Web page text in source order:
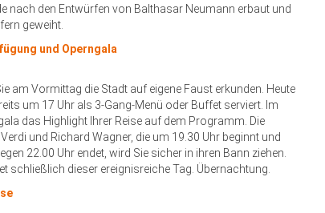
nach den Entwürfen von Balthasar Neumann erbaut und
geweiht.
und Operngala
am Vormittag die Stadt auf eigene Faust erkunden. Heute
um 17 Uhr als 3-Gang-Menü oder Buffet serviert. Im
das Highlight Ihrer Reise auf dem Programm. Die
und Richard Wagner, die um 19.30 Uhr beginnt und
22.00 Uhr endet, wird Sie sicher in ihren Bann ziehen.
schließlich dieser ereignisreiche Tag. Übernachtung.